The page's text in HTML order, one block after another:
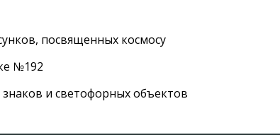
посвященных космосу
№192
и светофорных объектов